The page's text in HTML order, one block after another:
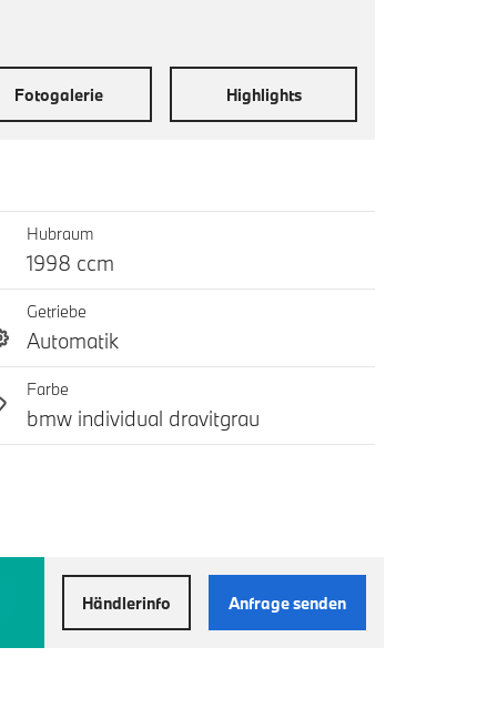
Fotogalerie Highlights
Hubraum
1998 ccm
Getriebe
Automatik
Farbe
bmw individual dravitgrau
Händlerinfo Anfrage senden